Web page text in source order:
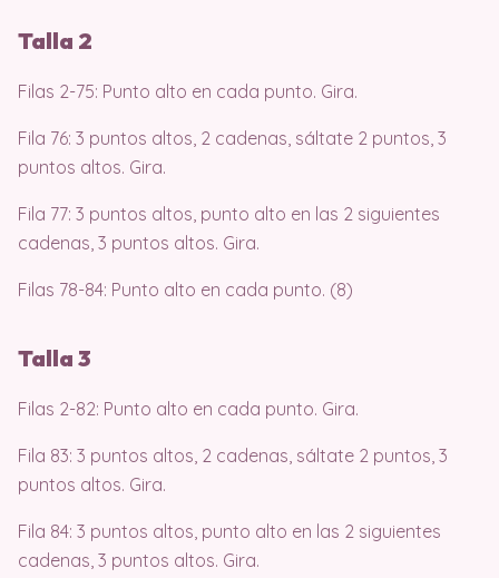
Talla 2
Filas 2-75: Punto alto en cada punto. Gira.
Fila 76: 3 puntos altos, 2 cadenas, sáltate 2 puntos, 3
puntos altos. Gira.
Fila 77: 3 puntos altos, punto alto en las 2 siguientes
cadenas, 3 puntos altos. Gira.
Filas 78-84: Punto alto en cada punto. (8)
Talla 3
Filas 2-82: Punto alto en cada punto. Gira.
Fila 83: 3 puntos altos, 2 cadenas, sáltate 2 puntos, 3
puntos altos. Gira.
Fila 84: 3 puntos altos, punto alto en las 2 siguientes
cadenas, 3 puntos altos. Gira.